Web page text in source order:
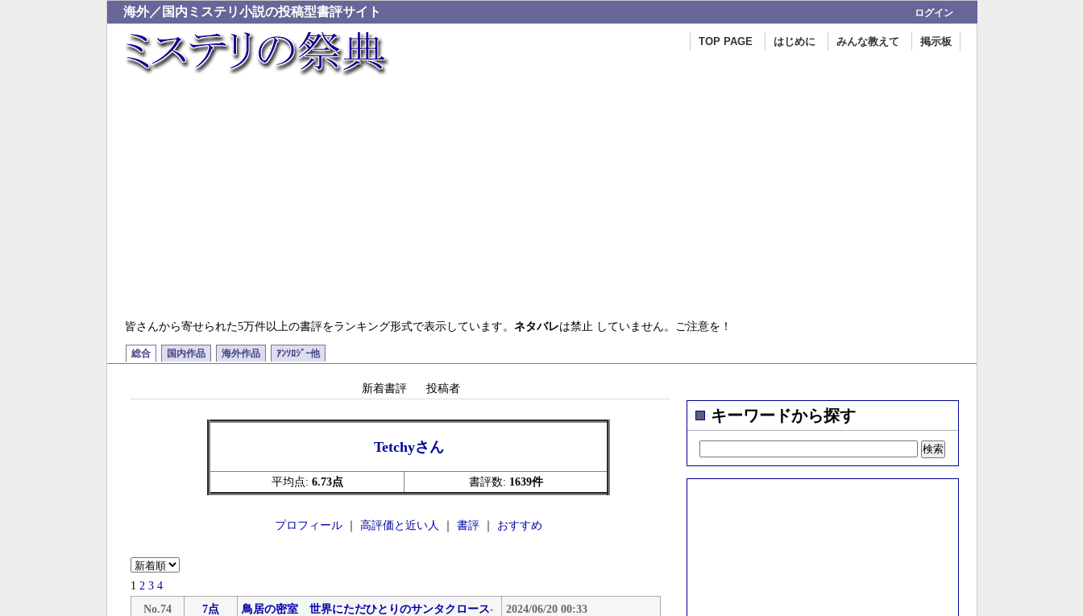
海外／国内ミステリ小説の投稿型書評サイト ログイン
掲示板
みんな教えて
はじめに
TOP PAGE
皆さんから寄せられた5万件以上の書評をランキング形式で表示しています。 ネタバレは禁止 していません。ご注意を！
総合 国内作品 海外作品 ｱﾝｿﾛｼﾞｰ他
新着書評 投稿者
Tetchyさん
平均点: 6.73点 書評数: 1639件
プロフィール 高評価と近い人 書評 おすすめ
1 2 3 4
No.74
7点 鳥居の密室 世界にただひとりのサンタクロース-
2024/06/20 00:33
キーワードから探す